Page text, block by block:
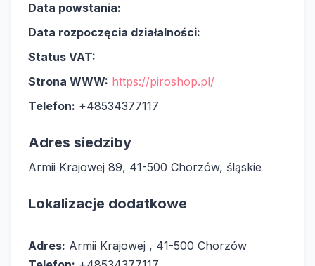
Data powstania:
Data rozpoczęcia działalności:
Status VAT:
Strona WWW: https://piroshop.pl/
Telefon: +48534377117
Adres siedziby
Armii Krajowej 89, 41-500 Chorzów, śląskie
Lokalizacje dodatkowe
Adres: Armii Krajowej , 41-500 Chorzów